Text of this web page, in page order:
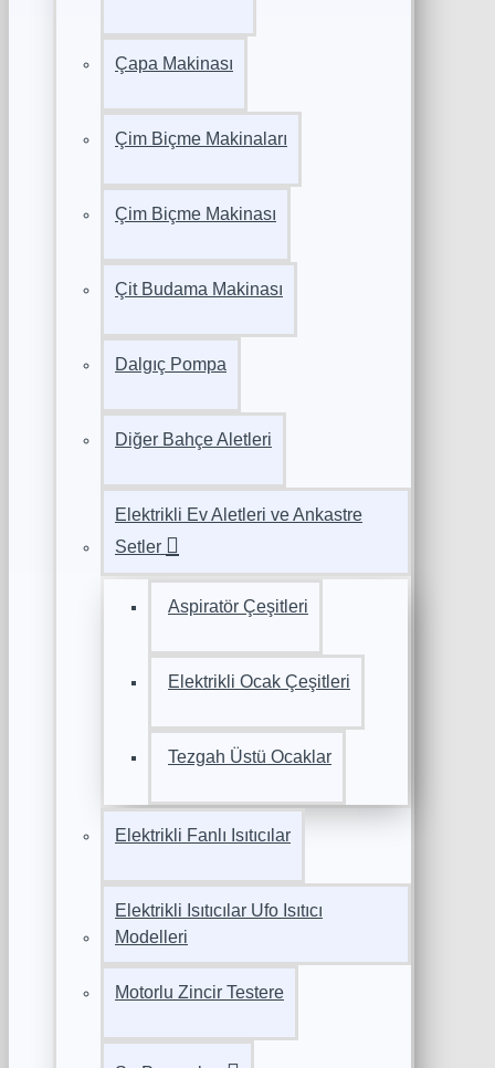
Çapa Makinası
Çim Biçme Makinaları
Çim Biçme Makinası
Çit Budama Makinası
Dalgıç Pompa
Diğer Bahçe Aletleri
Elektrikli Ev Aletleri ve Ankastre
Setler
Aspiratör Çeşitleri
Elektrikli Ocak Çeşitleri
Tezgah Üstü Ocaklar
Elektrikli Fanlı Isıtıcılar
Elektrikli Isıtıcılar Ufo Isıtıcı
Modelleri
Motorlu Zincir Testere